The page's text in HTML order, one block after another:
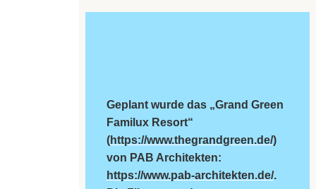
Geplant wurde das „Grand Green
Familux Resort“
(https://www.thegrandgreen.de/)
von PAB Architekten:
https://www.pab-architekten.de/.